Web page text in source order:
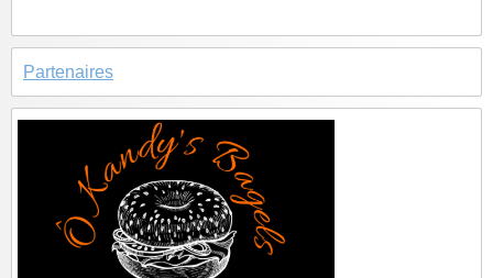
Partenaires